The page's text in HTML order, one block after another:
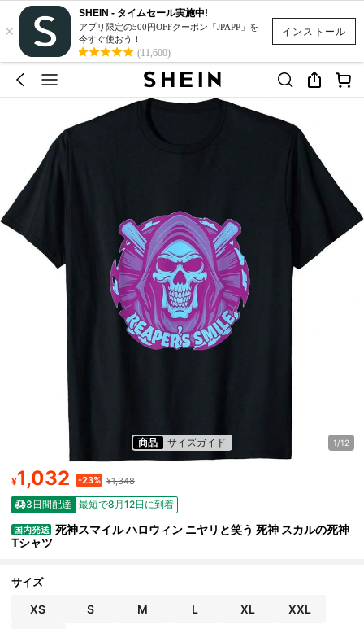
インストール
×
SHEIN - タイムセール実施中!
アプリ限定の500円OFFクーポン「JPAPP」を
今すぐ使おう！
(11,600)
商品 サイズガイド 1/12
¥1,032 -23% ¥1,348
3日間配達 最短で8月12日に到着
国内発送 死神スマイル ハロウィン ニヤリと笑う 死神 スカルの死神
Tシャツ
サイズ
XS S M L XL XXL